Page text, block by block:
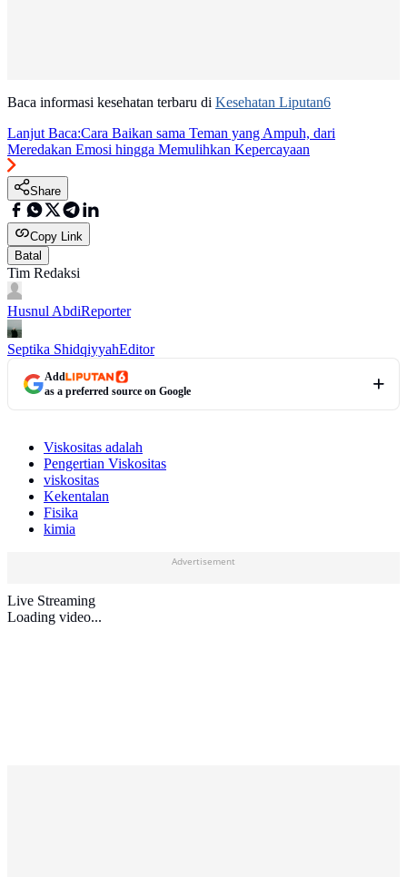
Baca informasi kesehatan terbaru di Kesehatan Liputan6
Lanjut Baca:Cara Baikan sama Teman yang Ampuh, dari
Meredakan Emosi hingga Memulihkan Kepercayaan
Share
Copy Link
Batal
Tim Redaksi
Husnul AbdiReporter
Septika ShidqiyyahEditor
Add
as a preferred source on Google
Viskositas adalah
Pengertian Viskositas
viskositas
Kekentalan
Fisika
kimia
Advertisement
Live Streaming
Loading video...